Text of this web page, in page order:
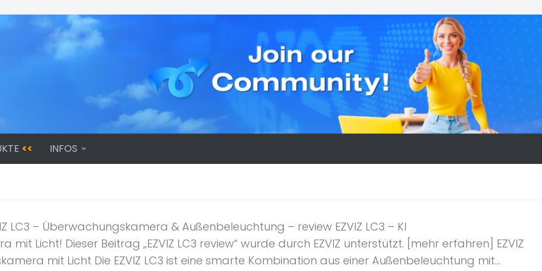
<< INFOS
LC3 – Überwachungskamera & Außenbeleuchtung – review EZVIZ LC3 – KI
mit Licht! Dieser Beitrag „EZVIZ LC3 review“ wurde durch EZVIZ unterstützt. [mehr erfahren] EZVIZ
mit Licht Die EZVIZ LC3 ist eine smarte Kombination aus einer Außenbeleuchtung mit...